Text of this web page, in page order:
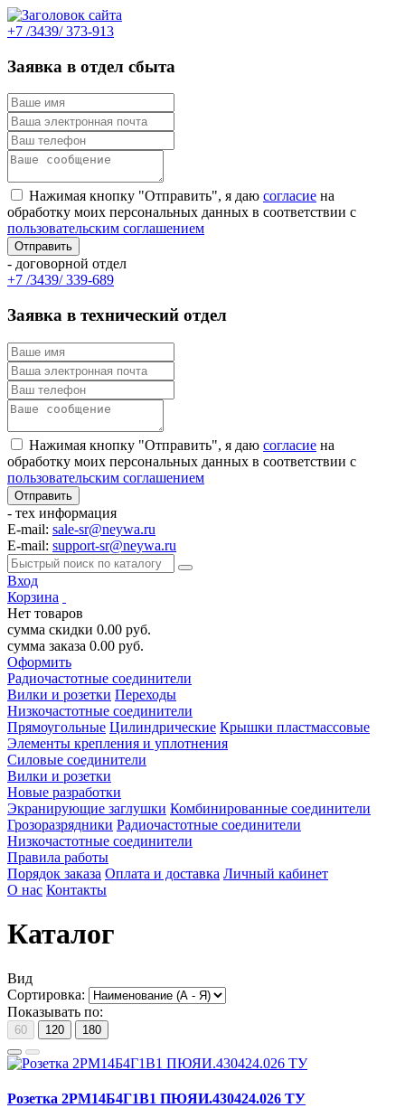
+7 /3439/ 373-913
Заявка в отдел сбыта
Нажимая кнопку "Отправить", я даю согласие на
обработку моих персональных данных в соответствии с
пользовательским соглашением
- договорной отдел
+7 /3439/ 339-689
Заявка в технический отдел
Нажимая кнопку "Отправить", я даю согласие на
обработку моих персональных данных в соответствии с
пользовательским соглашением
- тех информация
E-mail: sale-sr@neywa.ru
E-mail: support-sr@neywa.ru
Вход
Корзина
Нет товаров
сумма скидки 0.00 руб.
сумма заказа 0.00 руб.
Оформить
Радиочастотные соединители
Вилки и розетки Переходы
Низкочастотные соединители
Прямоугольные Цилиндрические Крышки пластмассовые
Элементы крепления и уплотнения
Силовые соединители
Вилки и розетки
Новые разработки
Экранирующие заглушки Комбинированные соединители
Грозоразрядники Радиочастотные соединители
Низкочастотные соединители
Правила работы
Порядок заказа Оплата и доставка Личный кабинет
О нас Контакты
Каталог
Вид
Сортировка:
Показывать по:
60 120 180
Розетка 2РМ14Б4Г1В1 ПЮЯИ.430424.026 ТУ